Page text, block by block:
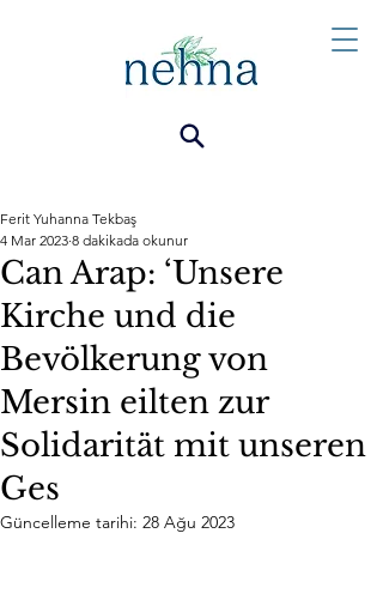
Can Arap: ‘Unsere
Kirche und die
Bevölkerung von
Mersin eilten zur
Solidarität mit unseren
Ges
Ferit Yuhanna Tekbaş
4 Mar 2023 8 dakikada okunur
Güncelleme tarihi: 28 Ağu 2023